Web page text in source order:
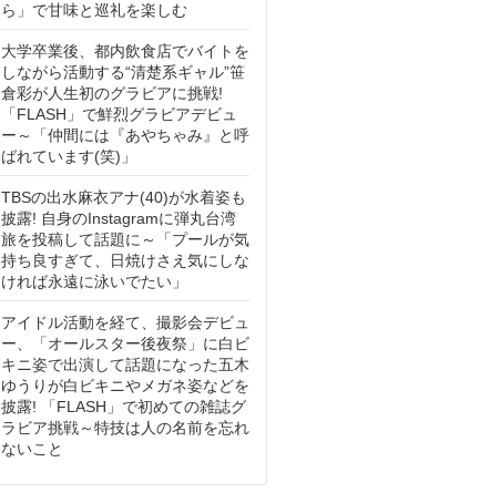
ら」で甘味と巡礼を楽しむ
大学卒業後、都内飲食店でバイトを
しながら活動する“清楚系ギャル”笹
倉彩が人生初のグラビアに挑戦!
「FLASH」で鮮烈グラビアデビュ
ー～「仲間には『あやちゃみ』と呼
ばれています(笑)」
TBSの出水麻衣アナ(40)が水着姿も
披露! 自身のInstagramに弾丸台湾
旅を投稿して話題に～「プールが気
持ち良すぎて、日焼けさえ気にしな
ければ永遠に泳いでたい」
アイドル活動を経て、撮影会デビュ
ー、「オールスター後夜祭」に白ビ
キニ姿で出演して話題になった五木
ゆうりが白ビキニやメガネ姿などを
披露! 「FLASH」で初めての雑誌グ
ラビア挑戦～特技は人の名前を忘れ
ないこと